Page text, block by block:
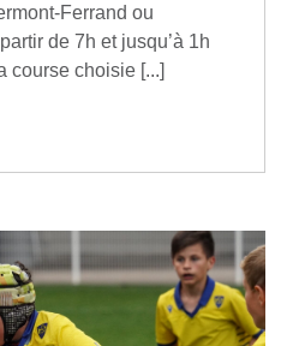
Ferrand ou
de 7h et jusqu’à 1h
course choisie [...]